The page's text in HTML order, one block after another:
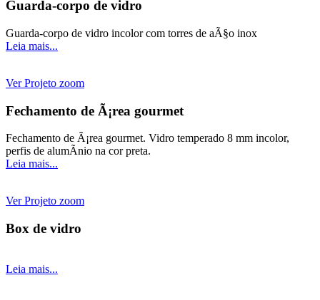
Guarda-corpo de vidro
Guarda-corpo de vidro incolor com torres de aÃ§o inox
Leia mais...
Ver Projeto zoom
Fechamento de Ã¡rea gourmet
Fechamento de Ã¡rea gourmet. Vidro temperado 8 mm incolor,
perfis de alumÃ­nio na cor preta.
Leia mais...
Ver Projeto zoom
Box de vidro
Leia mais...